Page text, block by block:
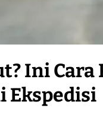
Ini Cara
Ekspedisi